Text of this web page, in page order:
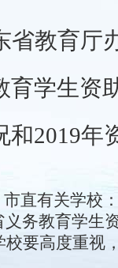
省教育厅
育学生资
和2019年
直有关学校：
务教育学生
校要高度重视